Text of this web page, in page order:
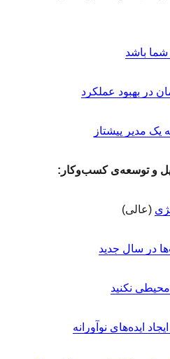
شما باشد
در بهبود عملکرد
یک مدیر پیشتاز
و توسعه‌ی کسب‌وکار:
(عالی)
محیطی نکنید
ایده‌های نوآورانه